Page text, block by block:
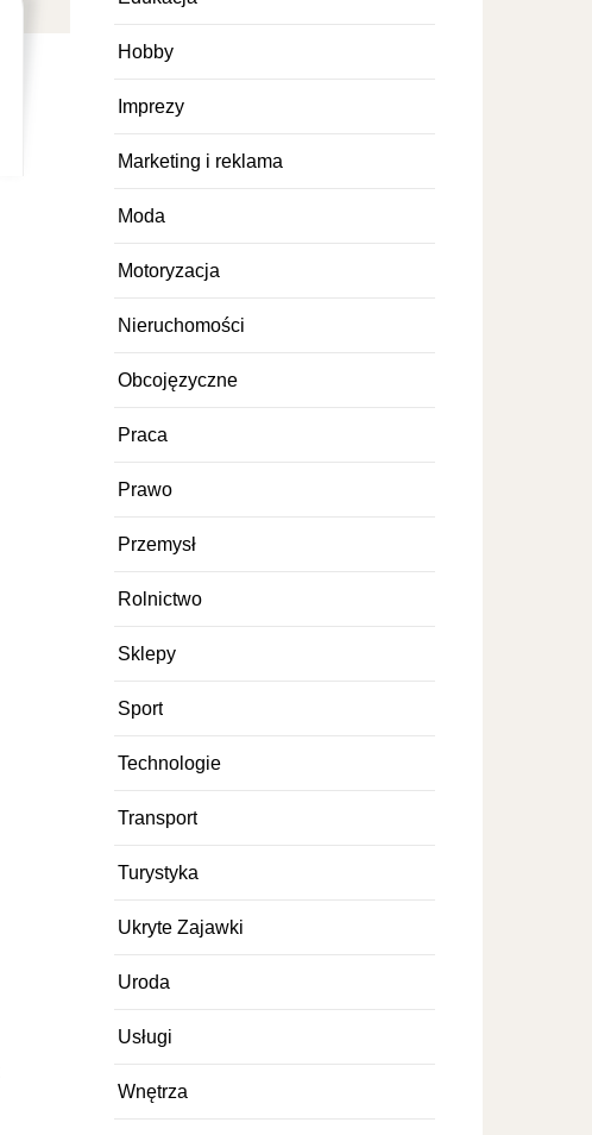
Hobby
Imprezy
Marketing i reklama
Moda
Motoryzacja
Nieruchomości
Obcojęzyczne
Praca
Prawo
Przemysł
Rolnictwo
Sklepy
Sport
Technologie
Transport
Turystyka
Ukryte Zajawki
Uroda
Usługi
Wnętrza